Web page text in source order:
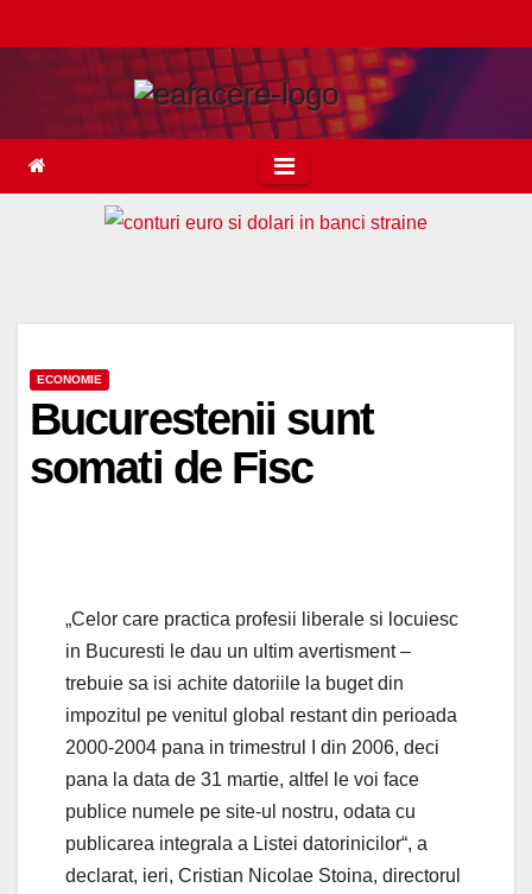
to
ECONOMIE
Bucurestenii sunt
somati de Fisc
„Celor care practica profesii liberale si locuiesc
in Bucuresti le dau un ultim avertisment –
trebuie sa isi achite datoriile la buget din
impozitul pe venitul global restant din perioada
2000-2004 pana in trimestrul I din 2006, deci
pana la data de 31 martie, altfel le voi face
publice numele pe site-ul nostru, odata cu
publicarea integrala a Listei datorinicilor“, a
declarat, ieri, Cristian Nicolae Stoina, directorul